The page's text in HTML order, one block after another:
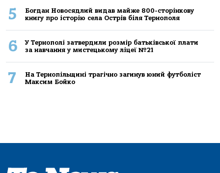
5
Богдан Новосядлий видав майже 800-сторінкову
книгу про історію села Острів біля Тернополя
6
У Тернополі затвердили розмір батьківської плати
за навчання у мистецькому ліцеї №21
7
На Тернопільщині трагічно загинув юний футболіст
Максим Бойко